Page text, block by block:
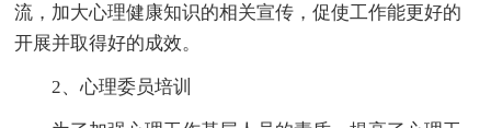
流，加大心理健康知识的相关宣传，促使工作能更好的
开展并取得好的成效。
2、心理委员培训